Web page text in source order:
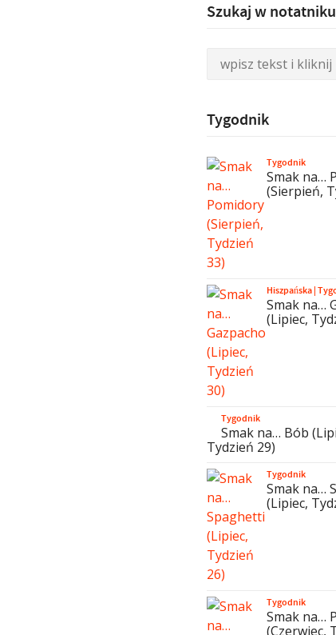
Szukaj w notatniku
Tygodnik
Tygodnik
Smak na…
(Sierpień,
Hiszpańska|
Smak na…
(Lipiec,
Tygodnik
Smak na… Bób
Tydzień 29)
Tygodnik
Smak na…
(Lipiec,
Tygodnik
Smak na…
(Czerwiec,